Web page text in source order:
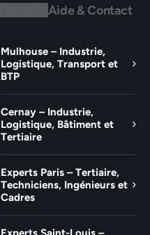
Aide & Contact
Mulhouse – Industrie,
Logistique, Transport et
BTP
Cernay – Industrie,
Logistique, Bâtiment et
Tertiaire
Experts Paris – Tertiaire,
Techniciens, Ingénieurs et
Cadres
Experts Saint-Louis –